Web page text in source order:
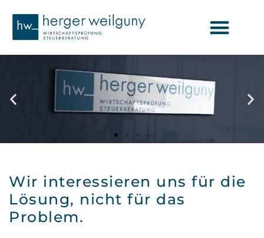
Wir interessieren uns für die
Lösung, nicht für das
Problem.